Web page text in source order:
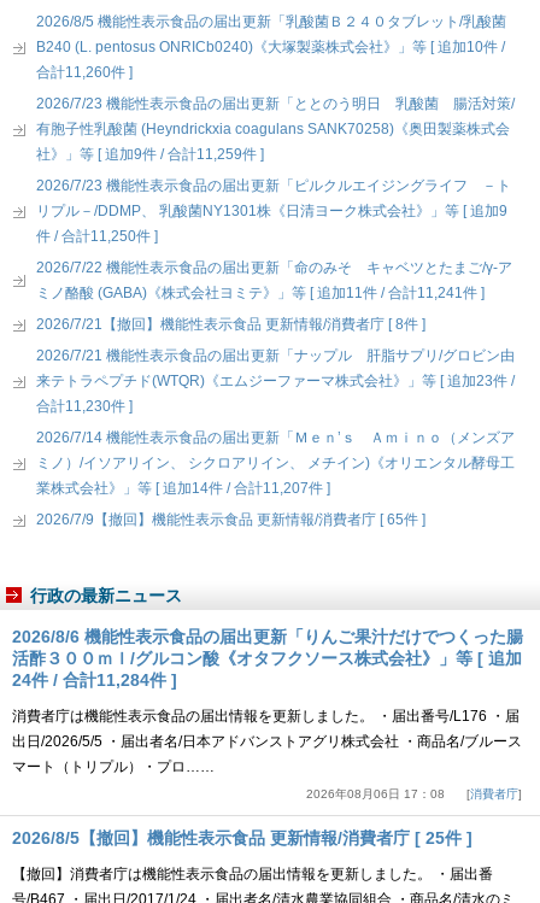
2026/8/5 機能性表示食品の届出更新「乳酸菌Ｂ２４０タブレット/乳酸菌
B240 (L. pentosus ONRICb0240)《大塚製薬株式会社》」等 [ 追加10件 /
合計11,260件 ]
2026/7/23 機能性表示食品の届出更新「ととのう明日 乳酸菌 腸活対策/
有胞子性乳酸菌 (Heyndrickxia coagulans SANK70258)《奥田製薬株式会
社》」等 [ 追加9件 / 合計11,259件 ]
2026/7/23 機能性表示食品の届出更新「ピルクルエイジングライフ －ト
リプル－/DDMP、 乳酸菌NY1301株《日清ヨーク株式会社》」等 [ 追加9
件 / 合計11,250件 ]
2026/7/22 機能性表示食品の届出更新「命のみそ キャベツとたまご/γ-ア
ミノ酪酸 (GABA)《株式会社ヨミテ》」等 [ 追加11件 / 合計11,241件 ]
2026/7/21【撤回】機能性表示食品 更新情報/消費者庁 [ 8件 ]
2026/7/21 機能性表示食品の届出更新「ナップル 肝脂サプリ/グロビン由
来テトラペプチド(WTQR)《エムジーファーマ株式会社》」等 [ 追加23件 /
合計11,230件 ]
2026/7/14 機能性表示食品の届出更新「Ｍｅｎ’ｓ Ａｍｉｎｏ（メンズア
ミノ）/イソアリイン、 シクロアリイン、 メチイン)《オリエンタル酵母工
業株式会社》」等 [ 追加14件 / 合計11,207件 ]
2026/7/9【撤回】機能性表示食品 更新情報/消費者庁 [ 65件 ]
行政の最新ニュース
2026/8/6 機能性表示食品の届出更新「りんご果汁だけでつくった腸
活酢３００ｍｌ/グルコン酸《オタフクソース株式会社》」等 [ 追加
24件 / 合計11,284件 ]
消費者庁は機能性表示食品の届出情報を更新しました。 ・届出番号/L176 ・届
出日/2026/5/5 ・届出者名/日本アドバンストアグリ株式会社 ・商品名/ブルース
マート（トリプル）・プロ……
2026年08月06日 17：08 消費者庁
2026/8/5【撤回】機能性表示食品 更新情報/消費者庁 [ 25件 ]
【撤回】消費者庁は機能性表示食品の届出情報を更新しました。 ・届出番
号/B467 ・届出日/2017/1/24 ・届出者名/清水農業協同組合 ・商品名/清水のミ